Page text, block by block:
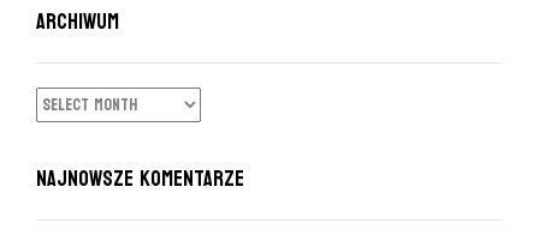
ARCHIWUM
ARCHIWUM
NAJNOWSZE KOMENTARZE